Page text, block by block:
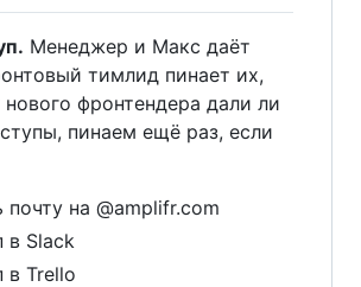
Менеджер и Макс даёт
тимлид пинает их,
нового фронтендера дали ли
пинаем ещё раз, если
почту на @amplifr.com
в Slack
в Trello